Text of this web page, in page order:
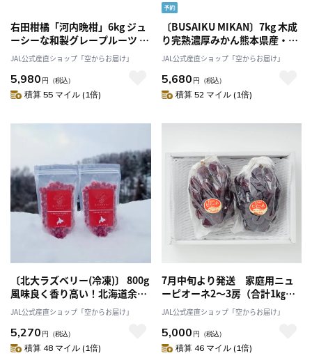
右田柑橘「河内晩柑」6kg ジュ
ーシーな和製グレープルーツ 熊
本県産 有機JAS認証！大人気
「右田柑橘」 産直 産地直送
2026 果物 フルーツ みかん 甘い
JAL公式産直ショップ「空からお届け」
5,980 円 （税込）
積算 55 マイル (1倍)
〔BUSAIKU MIKAN〕7kg 木成
り完熟濃厚みかん熊本県産・
JALオリジナル・26年10月予約
商品！有機JAS認証！大人気
「右田柑橘」産直 産地直送
2026 果物 フルーツ みかん 甘い
JAL公式産直ショップ「空からお届け」
5,680 円 （税込）
積算 52 マイル (1倍)
〔北大ラズベリー(冷凍)〕 800g
風味良く香り高い！北海道余市
町産ブランドラズベリー 「味覚
の丘 砂川果樹園」産直 産地直
送 2025 果物 フルーツ ラズベリ
ー 果実
JAL公式産直ショップ「空からお届け」
5,270 円 （税込）
積算 48 マイル (1倍)
7月中旬より発送 家庭用ニュ
ーピオーネ2～3房（合計1㎏前
後）[たけまさぶどう園]
JAL公式産直ショップ「空からお届け」
5,000 円 （税込）
積算 46 マイル (1倍)